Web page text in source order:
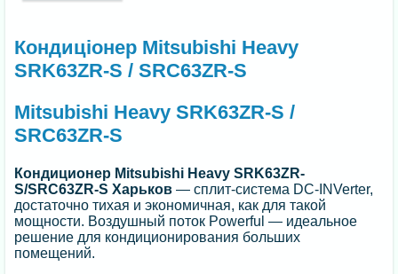
Кондиціонер Mitsubishi Heavy
SRK63ZR-S / SRC63ZR-S
Mitsubishi Heavy SRK63ZR-S /
SRC63ZR-S
Кондиционер Mitsubishi Heavy SRK63ZR-
S/SRC63ZR-S Харьков — сплит-система DC-INVerter,
достаточно тихая и экономичная, как для такой
мощности. Воздушный поток Powerful — идеальное
решение для кондиционирования больших
помещений.